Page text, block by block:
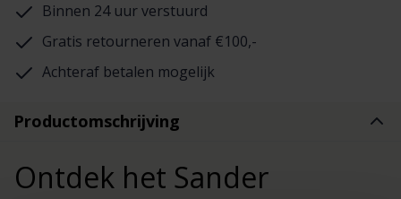
Binnen 24 uur verstuurd
Gratis retourneren vanaf €100,-
Achteraf betalen mogelijk
Productomschrijving
Ontdek het Sander